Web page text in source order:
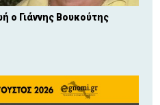
ο Γιάννης Βουκούτης